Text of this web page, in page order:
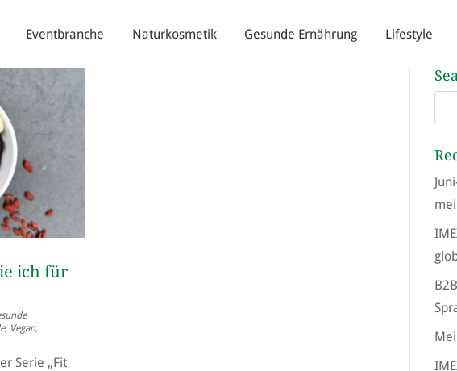
Eventbranche Naturkosmetik Gesunde Ernährung Lifestyle
ich für
, Vegan,
Serie „Fit